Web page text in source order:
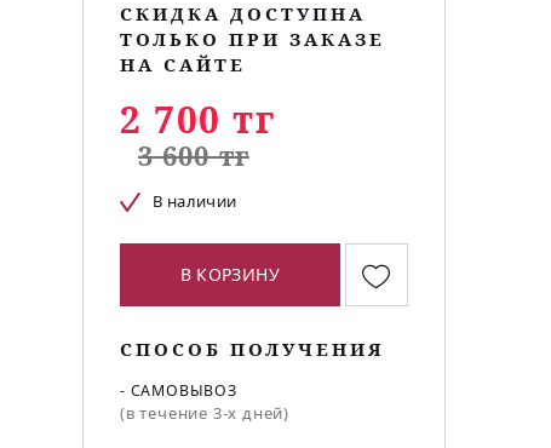
СКИДКА ДОСТУПНА
ТОЛЬКО ПРИ ЗАКАЗЕ
НА САЙТЕ
2 700 тг
3 600 тг
В наличии
В КОРЗИНУ
СПОСОБ ПОЛУЧЕНИЯ
- САМОВЫВОЗ
(в течение 3-х дней)